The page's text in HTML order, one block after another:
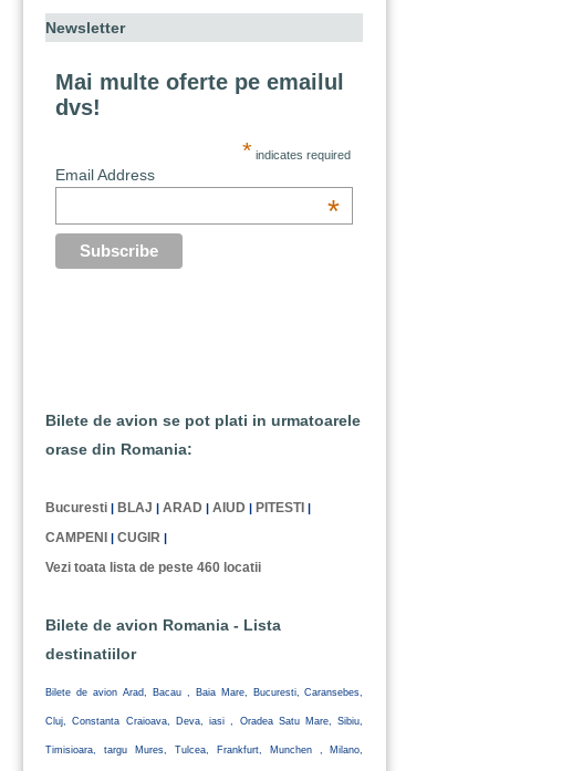
Newsletter
Mai multe oferte pe emailul
dvs!
* indicates required
Email Address
*
Bilete de avion se pot plati in urmatoarele
orase din Romania:
Bucuresti | BLAJ |ARAD |AIUD | PITESTI |
CAMPENI |CUGIR |
Vezi toata lista de peste 460 locatii
Bilete de avion Romania - Lista
destinatiilor
Bilete de avion Arad, Bacau , Baia Mare, Bucuresti, Caransebes,
Cluj, Constanta Craioava, Deva, iasi , Oradea Satu Mare, Sibiu,
Timisioara, targu Mures, Tulcea, Frankfurt, Munchen , Milano,